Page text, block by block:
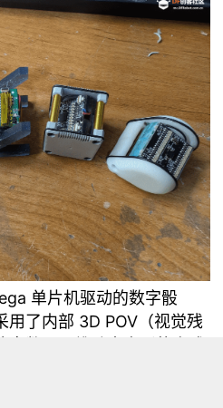
单片机驱动的数字骰
用了内部 3D POV（视觉残